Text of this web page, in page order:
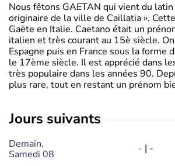
Nous fêtons GAETAN qui vient du
originaire de la ville de Caillatia ».
Gaëte en Italie. Caetano était un
italien et très courant au 15è siècle.
Espagne puis en France sous la forme
le 17ème siècle. Il est apprécié dans
très populaire dans les années 90.
plus rare, tout en restant un prénom
jours suivants
Demain,
Samedi 08
- | -